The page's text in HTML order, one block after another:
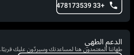
+33 478173539
الدعم الطهي
طهاتنا المعتمدون هنا لمساعدتك وسيردّون عليك قريبًا.